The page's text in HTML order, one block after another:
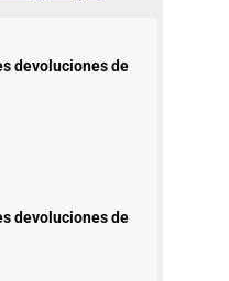
devoluciones de
devoluciones de